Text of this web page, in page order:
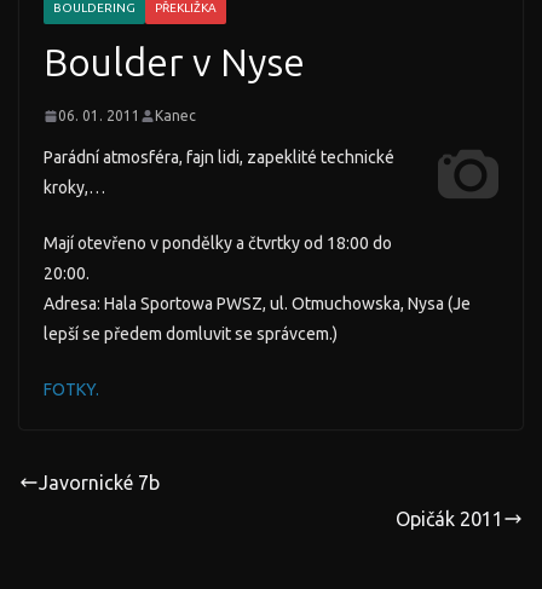
BOULDERING PŘEKLIŽKA
Boulder v Nyse
06. 01. 2011 Kanec
Parádní atmosféra, fajn lidi, zapeklité technické
kroky,…
Mají otevřeno v pondělky a čtvrtky od 18:00 do
20:00.
Adresa: Hala Sportowa PWSZ, ul. Otmuchowska, Nysa (Je
lepší se předem domluvit se správcem.)
FOTKY.
Javornické 7b
Opičák 2011